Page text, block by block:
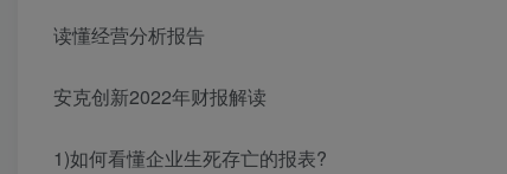
读懂经营分析报告
安克创新2022年财报解读
1)如何看懂企业生死存亡的报表?